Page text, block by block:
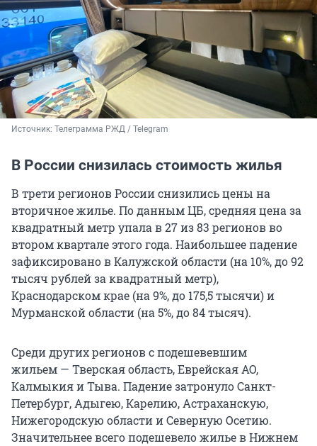
Источник: Телеграмма РЖД / Telegram
В России снизилась стоимость жилья
В трети регионов России снизились цены на
вторичное жилье. По данным ЦБ, средняя цена за
квадратный метр упала в 27 из 83 регионов во
втором квартале этого года. Наибольшее падение
зафиксировано в Калужской области (на 10%, до 92
тысяч рублей за квадратный метр),
Краснодарском крае (на 9%, до 175,5 тысячи) и
Мурманской области (на 5%, до 84 тысяч).
Среди других регионов с подешевевшим
жильем — Тверская область, Еврейская АО,
Калмыкия и Тыва. Падение затронуло Санкт-
Петербург, Адыгею, Карелию, Астраханскую,
Нижегородскую области и Северную Осетию.
Значительнее всего подешевело жилье в Нижнем